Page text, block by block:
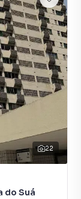
22
do Suá